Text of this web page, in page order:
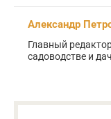
Александр
Главный
садоводстве и